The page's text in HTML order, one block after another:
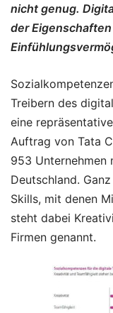
nicht genug.
der
Treibern des
eine repräsentative
Auftrag von Tata
953 Unternehmen
Deutschland.
Skills, mit denen
steht dabei
Firmen genannt.